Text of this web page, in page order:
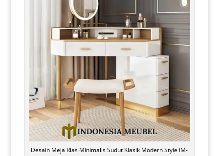
Desain Meja Rias Minimalis Sudut Klasik Modern Style IM-